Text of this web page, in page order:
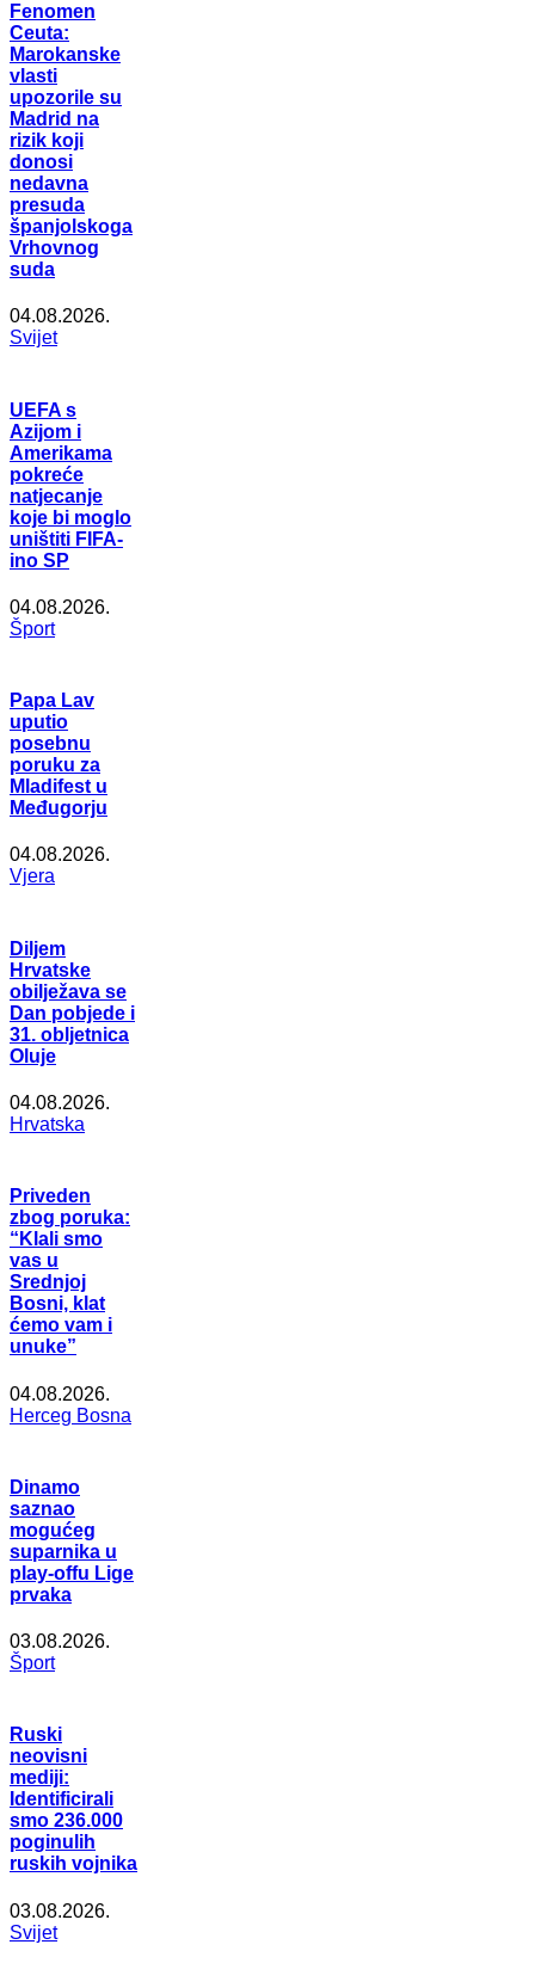
Fenomen
Ceuta:
Marokanske
vlasti
upozorile su
Madrid na
rizik koji
donosi
nedavna
presuda
španjolskoga
Vrhovnog
suda
04.08.2026.
Svijet
UEFA s
Azijom i
Amerikama
pokreće
natjecanje
koje bi moglo
uništiti FIFA-
ino SP
04.08.2026.
Šport
Papa Lav
uputio
posebnu
poruku za
Mladifest u
Međugorju
04.08.2026.
Vjera
Diljem
Hrvatske
obilježava se
Dan pobjede i
31. obljetnica
Oluje
04.08.2026.
Hrvatska
Priveden
zbog poruka:
“Klali smo
vas u
Srednjoj
Bosni, klat
ćemo vam i
unuke”
04.08.2026.
Herceg Bosna
Dinamo
saznao
mogućeg
suparnika u
play-offu Lige
prvaka
03.08.2026.
Šport
Ruski
neovisni
mediji:
Identificirali
smo 236.000
poginulih
ruskih vojnika
03.08.2026.
Svijet